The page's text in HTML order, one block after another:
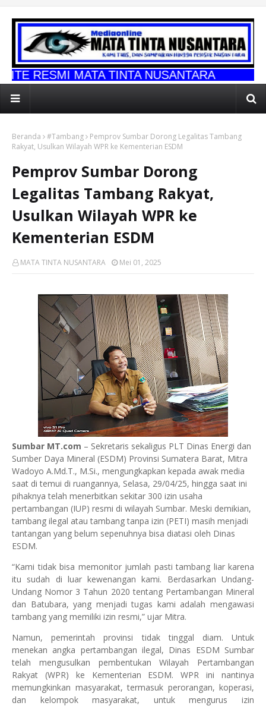
TINTA NUSANTARA
Beranda #Tambang
Pemprov Sumbar Dorong Legalitas Tambang
Rakyat, Usulkan Wilayah WPR ke Kementerian ESDM
Pemprov Sumbar Dorong
Legalitas Tambang Rakyat,
Usulkan Wilayah WPR ke
Kementerian ESDM
MATA TINTA NUSANTARA Mei 01, 2025
Sumbar MT.com – Sekretaris sekaligus PLT Dinas Energi dan
Sumber Daya Mineral (ESDM) Provinsi Sumatera Barat, Mitra
Wadoyo A.Md.T., M.Si., mengungkapkan kepada awak media
saat di temui di ruangannya, Selasa, 29/04/25, hingga saat ini
pihaknya telah menerbitkan sekitar 300 izin usaha
pertambangan (IUP) resmi di wilayah Sumbar. Meski demikian,
tambang ilegal atau tambang tanpa izin (PETI) masih menjadi
tantangan yang belum sepenuhnya bisa diatasi oleh Dinas
ESDM.
“Kami tidak bisa memonitor jumlah pasti tambang liar karena
itu sudah di luar kewenangan kami. Berdasarkan Undang-
Undang Nomor 3 Tahun 2020 tentang Pertambangan Mineral
dan Batubara, yang menjadi tugas kami adalah mengawasi
tambang yang memiliki izin resmi,” ujar Mitra.
Namun, pemerintah provinsi tidak tinggal diam. Untuk
menekan angka pertambangan ilegal, Dinas ESDM Sumbar
telah mengusulkan pembentukan Wilayah Pertambangan
Rakyat (WPR) ke Kementerian ESDM. WPR ini nantinya
memungkinkan masyarakat, termasuk perorangan, koperasi,
dan kelompok masyarakat, untuk mengurus izin